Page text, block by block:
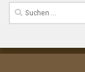
Suchen
nach: